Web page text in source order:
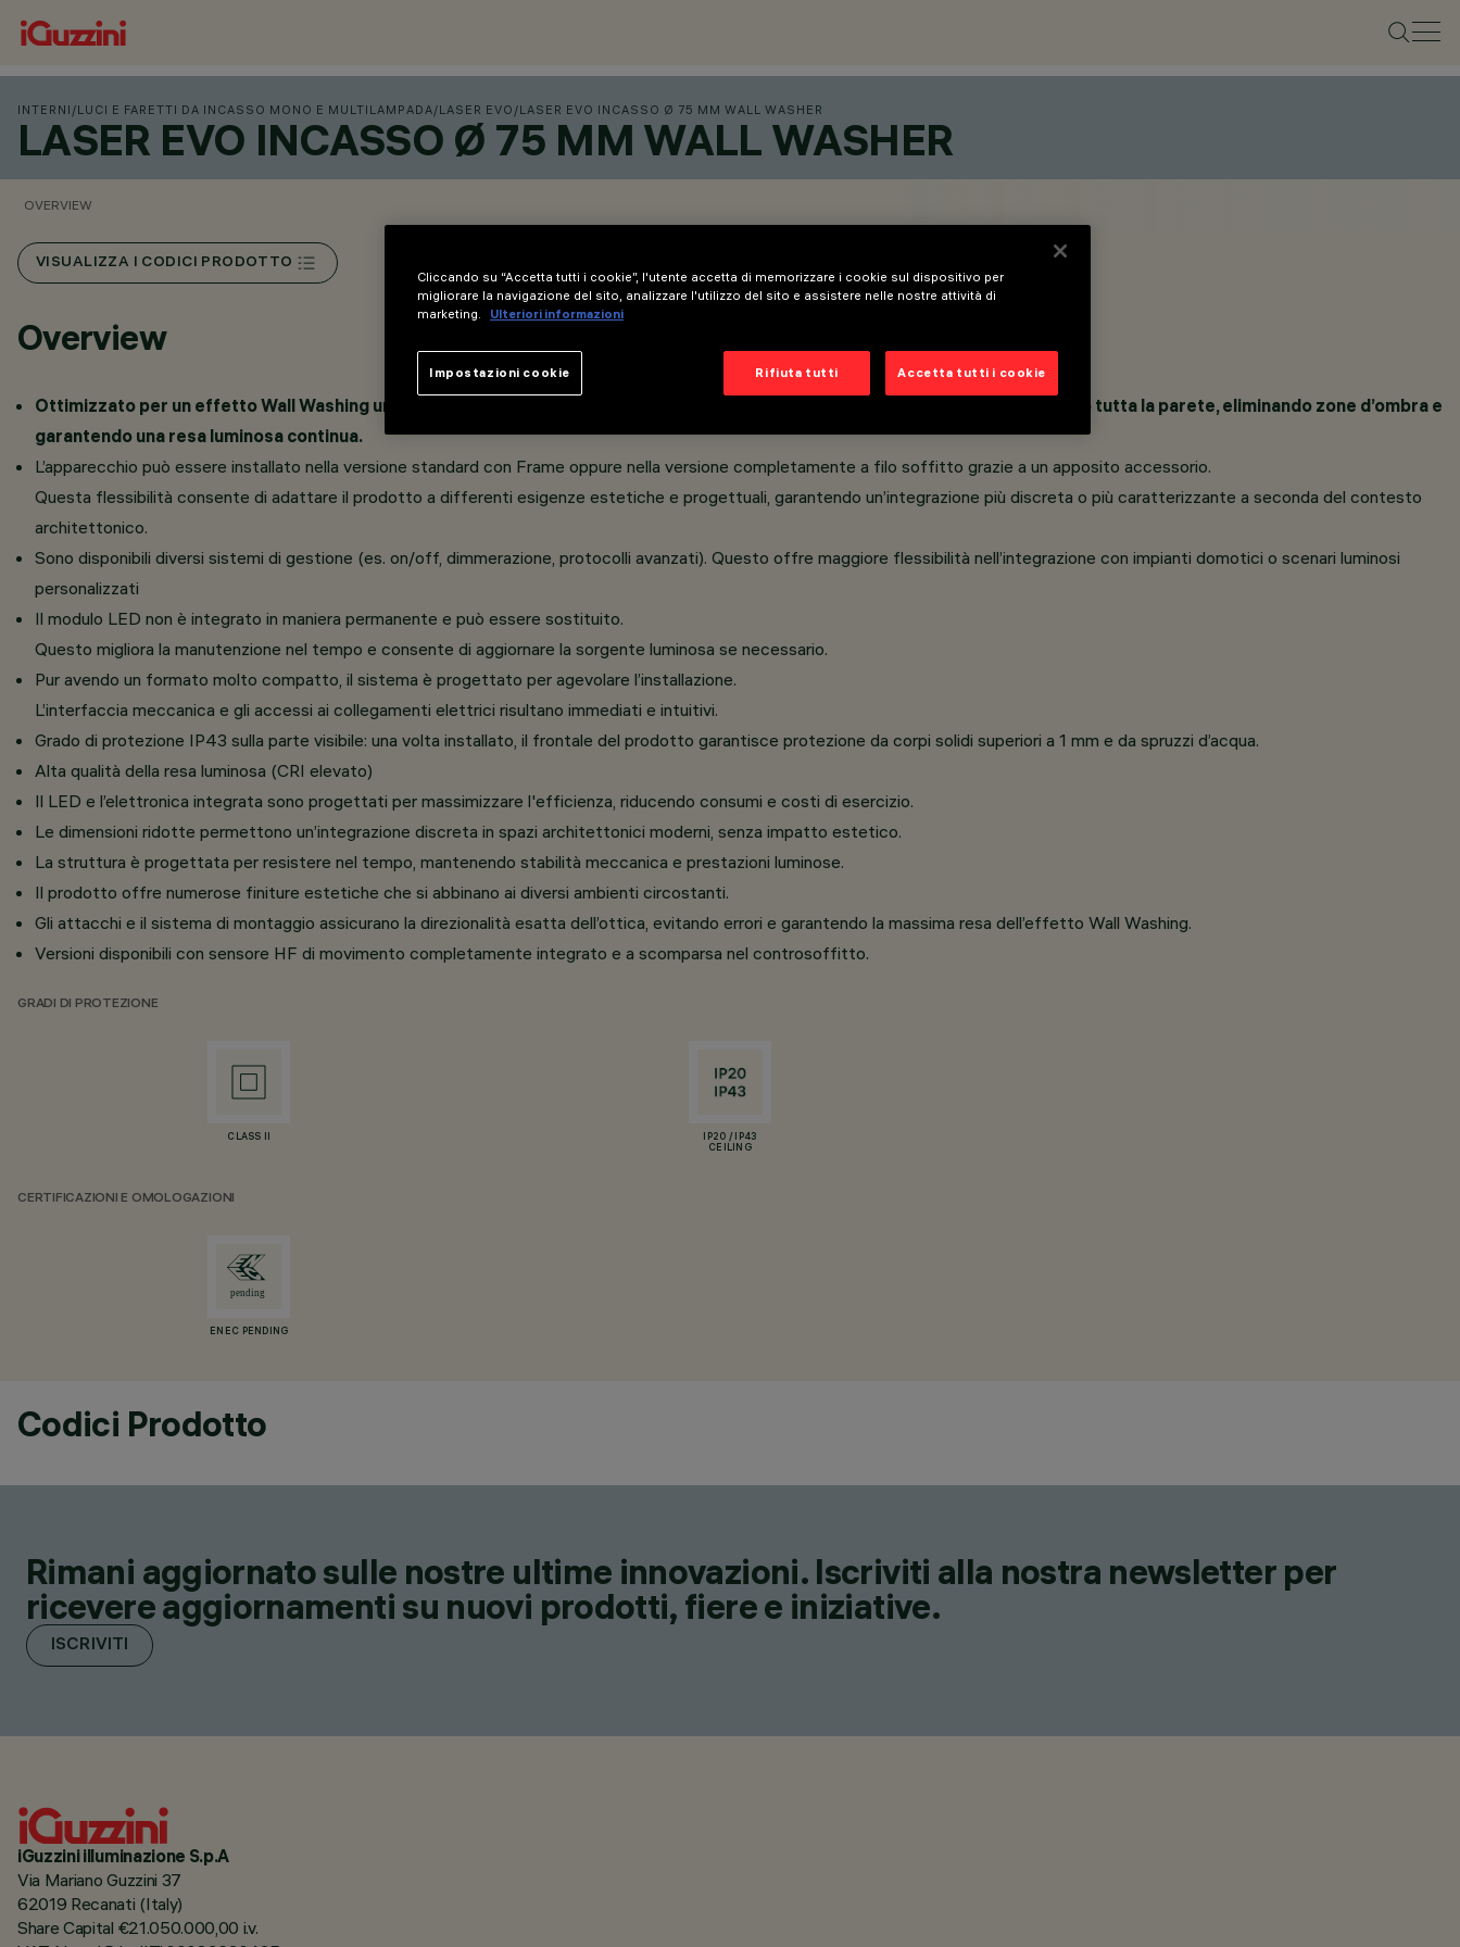
INTERNI /LUCI E FARETTI DA INCASSO MONO E MULTILAMPADA/LASER EVO /LASER EVO INCASSO Ø 75 MM WALL WASHER
LASER EVO INCASSO Ø 75 MM WALL WASHER
OVERVIEW
VISUALIZZA I CODICI PRODOTTO
Overview
Ottimizzato per un effetto Wall Washing uniforme: l’ottica dedicata è progettata per distribuire la luce in modo omogeneo lungo tutta la parete, eliminando zone d’ombra e
garantendo una resa luminosa continua.
L’apparecchio può essere installato nella versione standard con Frame oppure nella versione completamente a filo soffitto grazie a un apposito accessorio.
Questa flessibilità consente di adattare il prodotto a differenti esigenze estetiche e progettuali, garantendo un’integrazione più discreta o più caratterizzante a seconda del contesto
architettonico.
Sono disponibili diversi sistemi di gestione (es. on/off, dimmerazione, protocolli avanzati). Questo offre maggiore flessibilità nell’integrazione con impianti domotici o scenari luminosi
personalizzati
Il modulo LED non è integrato in maniera permanente e può essere sostituito.
Questo migliora la manutenzione nel tempo e consente di aggiornare la sorgente luminosa se necessario.
Pur avendo un formato molto compatto, il sistema è progettato per agevolare l’installazione.
L’interfaccia meccanica e gli accessi ai collegamenti elettrici risultano immediati e intuitivi.
Grado di protezione IP43 sulla parte visibile: una volta installato, il frontale del prodotto garantisce protezione da corpi solidi superiori a 1 mm e da spruzzi d’acqua.
Alta qualità della resa luminosa (CRI elevato)
Il LED e l’elettronica integrata sono progettati per massimizzare l'efficienza, riducendo consumi e costi di esercizio.
Le dimensioni ridotte permettono un’integrazione discreta in spazi architettonici moderni, senza impatto estetico.
La struttura è progettata per resistere nel tempo, mantenendo stabilità meccanica e prestazioni luminose.
Il prodotto offre numerose finiture estetiche che si abbinano ai diversi ambienti circostanti.
Gli attacchi e il sistema di montaggio assicurano la direzionalità esatta dell’ottica, evitando errori e garantendo la massima resa dell’effetto Wall Washing.
Versioni disponibili con sensore HF di movimento completamente integrato e a scomparsa nel controsoffitto.
GRADI DI PROTEZIONE
CLASS II
IP20 / IP43
CEILING
CERTIFICAZIONI E OMOLOGAZIONI
ENEC PENDING
Codici Prodotto
Rimani aggiornato sulle nostre ultime innovazioni. Iscriviti alla nostra newsletter per
ricevere aggiornamenti su nuovi prodotti, fiere e iniziative.
ISCRIVITI
iGuzzini illuminazione S.p.A
Via Mariano Guzzini 37
62019 Recanati (Italy)
Share Capital €21.050.000,00 i.v.
Cliccando su “Accetta tutti i cookie”, l'utente accetta di memorizzare i cookie sul dispositivo per
migliorare la navigazione del sito, analizzare l'utilizzo del sito e assistere nelle nostre attività di
marketing.
Ulteriori informazioni
Rifiuta tutti Accetta tutti i cookie
Impostazioni cookie